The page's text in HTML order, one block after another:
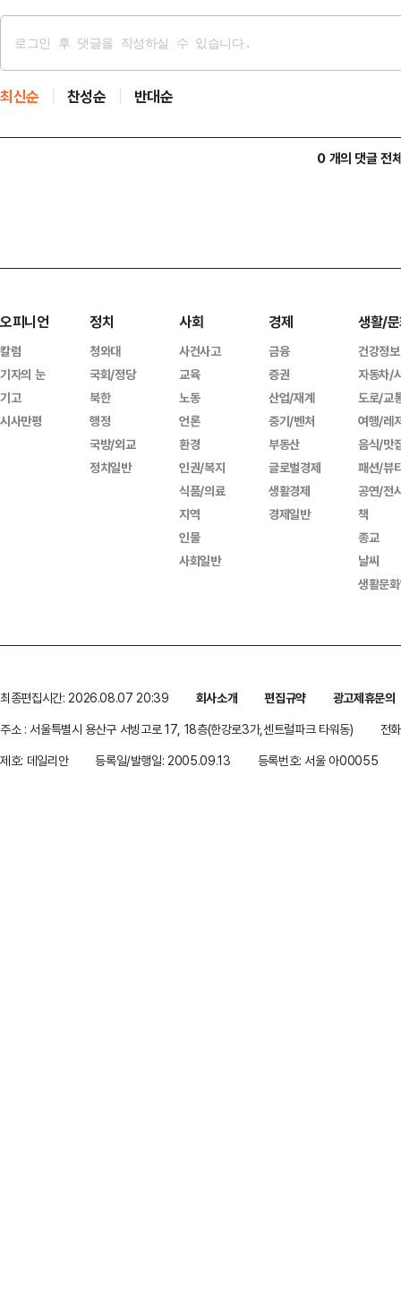
최신순 찬성순 반대순
0 개의 댓글 전
오피니언
칼럼
기자의 눈
기고
시사만평
정치
청와대
국회/정당
북한
행정
국방/외교
정치일반
사회
사건사고
교육
노동
언론
환경
인권/복지
식품/의료
지역
인물
사회일반
경제
금융
증권
산업/재계
중기/벤처
부동산
글로벌경제
생활경제
경제일반
생활/
건강정보
자동차/
도로/교
여행/레
음식/맛
패션/뷰
공연/전
책
종교
날씨
생활문
최종편집시간: 2026.08.07 20:39 회사소개 편집규약
광고제휴문의
주소 : 서울특별시 용산구 서빙고로 17, 18층(한강로3가,센트럴파크 타워동)
전
제호: 데일리안
등록일/발행일: 2005.09.13 등록번호: 서울 아00055